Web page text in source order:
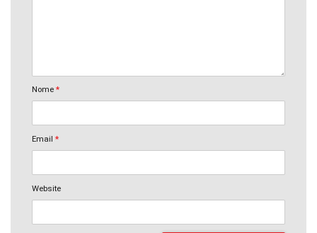
Nome *
Email *
Website